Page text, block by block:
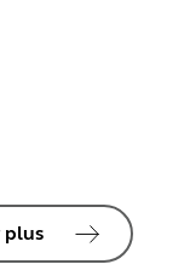
plus